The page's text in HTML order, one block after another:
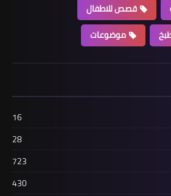
قصص للاطفال
موضوعات
16
28
723
430